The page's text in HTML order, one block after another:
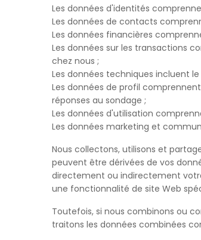
Les données d'identités
Les données de contacts
Les données financières
Les données sur les transactions
chez nous ;
Les données techniques incluent
Les données de profil
réponses au sondage ;
Les données d'utilisation
Les données marketing et
Nous collectons, utilisons et
peuvent être dérivées de vos
directement ou indirectement
une fonctionnalité de site Web
Toutefois, si nous combinons ou
traitons les données combinées